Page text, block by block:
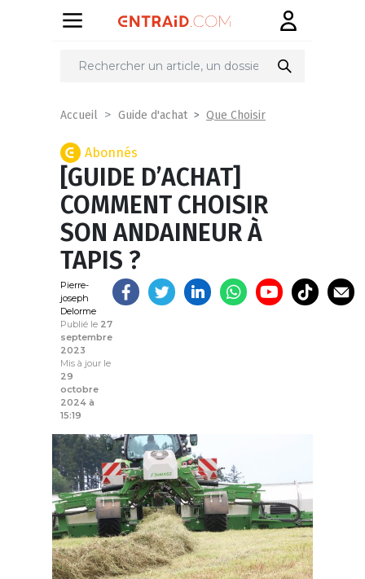
Partager
Accueil Guide d'achat Que Choisir
Abonnés
[GUIDE D’ACHAT]
COMMENT CHOISIR
SON ANDAINEUR À
TAPIS ?
Pierre-
joseph
Delorme
Publié le 27
septembre
2023
Mis à jour le
29
octobre
2024 à
15:19